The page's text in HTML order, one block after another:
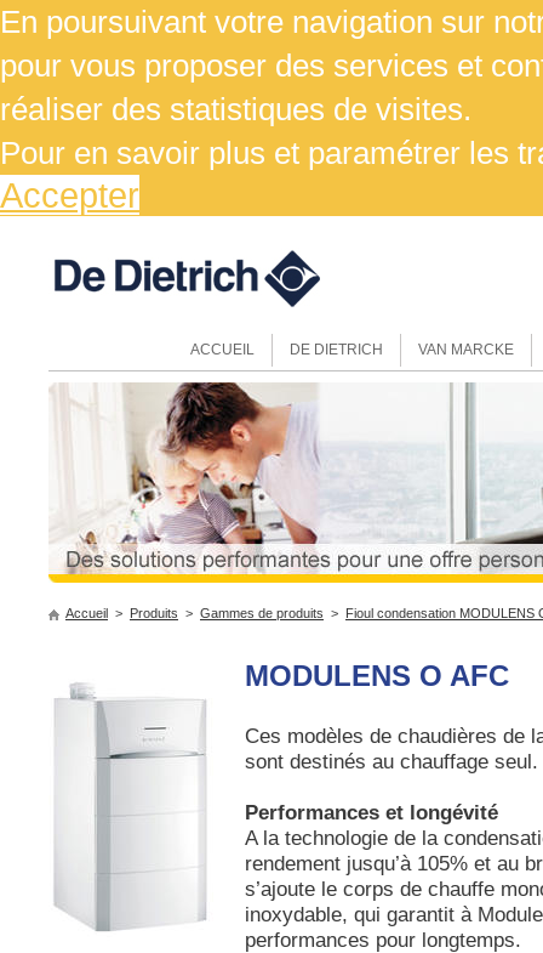
En poursuivant votre navigation sur
pour vous proposer des services et
réaliser des statistiques de visites.
Pour en savoir plus et paramétrer les
Accepter
ACCUEIL DE DIETRICH VAN MARCKE
Accueil > Produits > Gammes de produits > Fioul condensation MODULENS
MODULENS O AFC
Ces modèles de chaudières de
sont destinés au chauffage seul.
Performances et longévité
A la technologie de la
rendement jusqu’à 105% et au
s’ajoute le corps de chauffe
inoxydable, qui garantit à
performances pour longtemps.